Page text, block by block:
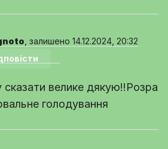
, залишено 14.12.2024, 20:32
сказати велике
голодування